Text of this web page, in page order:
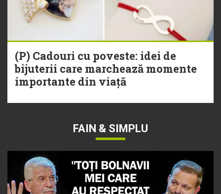
(P) Cadouri cu poveste: idei de
bijuterii care marchează momente
importante din viață
FAIN & SIMPLU